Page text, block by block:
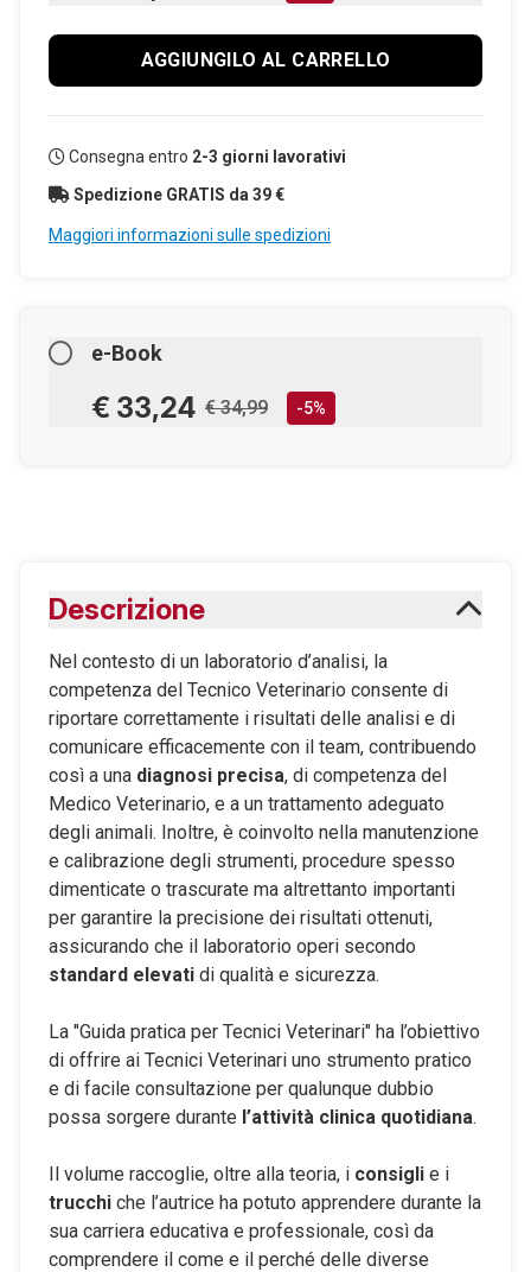
AGGIUNGILO AL CARRELLO
Consegna entro 2-3 giorni lavorativi
Spedizione GRATIS da 39 €
Maggiori informazioni sulle spedizioni
e-Book
€ 33,24 € 34,99 -5%
Maggiori informazioni sugli eBook
Descrizione
Nel contesto di un laboratorio d’analisi, la
competenza del Tecnico Veterinario consente di
riportare correttamente i risultati delle analisi e di
comunicare efficacemente con il team, contribuendo
così a una diagnosi precisa, di competenza del
Medico Veterinario, e a un trattamento adeguato
degli animali. Inoltre, è coinvolto nella manutenzione
e calibrazione degli strumenti, procedure spesso
dimenticate o trascurate ma altrettanto importanti
per garantire la precisione dei risultati ottenuti,
assicurando che il laboratorio operi secondo
standard elevati di qualità e sicurezza.
La "Guida pratica per Tecnici Veterinari" ha l’obiettivo
di offrire ai Tecnici Veterinari uno strumento pratico
e di facile consultazione per qualunque dubbio
possa sorgere durante l’attività clinica quotidiana.
Il volume raccoglie, oltre alla teoria, i consigli e i
trucchi che l’autrice ha potuto apprendere durante la
sua carriera educativa e professionale, così da
comprendere il come e il perché delle diverse